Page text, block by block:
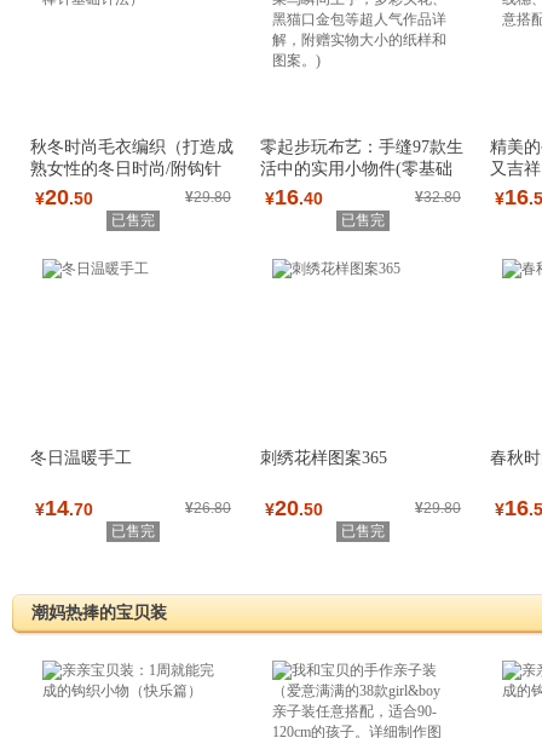
秋冬时尚毛衣编织（打造成
熟女性的冬日时尚/附钩针
棒针基础针法
¥20.50 ¥29.80
已售完
零起步玩布艺：手缝97款生
活中的实用小物件(零基础
菜鸟瞬间上手
¥16.40 ¥32.80
已售完
精美
又吉
穗、
¥16
冬日温暖手工
¥14.70 ¥26.80
已售完
刺绣花样图案365
¥20.50 ¥29.80
已售完
春秋
¥16
潮妈热捧的宝贝装